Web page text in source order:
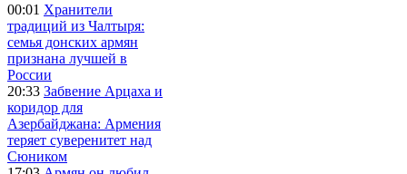
00:01 Хранители
традиций из Чалтыря:
семья донских армян
признана лучшей в
России
20:33 Забвение Арцаха и
коридор для
Азербайджана: Армения
теряет суверенитет над
Сюником